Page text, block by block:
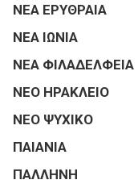
ΝΕΑ ΕΡΥΘΡΑΙΑ
ΝΕΑ ΙΩΝΙΑ
ΝΕΑ ΦΙΛΑΔΕΛΦΕΙΑ
ΝΕΟ ΗΡΑΚΛΕΙΟ
ΝΕΟ ΨΥΧΙΚΟ
ΠΑΙΑΝΙΑ
ΠΑΛΛΗΝΗ